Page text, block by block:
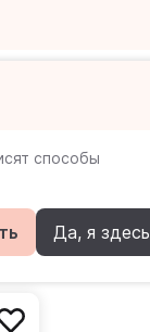
способы
Да, я здесь